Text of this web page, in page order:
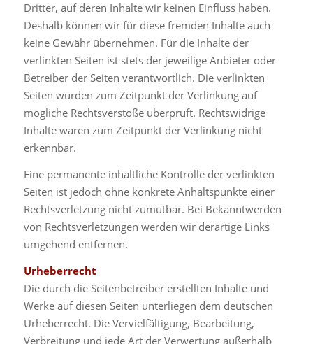
Dritter, auf deren Inhalte wir keinen Einfluss haben.
Deshalb können wir für diese fremden Inhalte auch
keine Gewähr übernehmen. Für die Inhalte der
verlinkten Seiten ist stets der jeweilige Anbieter oder
Betreiber der Seiten verantwortlich. Die verlinkten
Seiten wurden zum Zeitpunkt der Verlinkung auf
mögliche Rechtsverstöße überprüft. Rechtswidrige
Inhalte waren zum Zeitpunkt der Verlinkung nicht
erkennbar.
Eine permanente inhaltliche Kontrolle der verlinkten
Seiten ist jedoch ohne konkrete Anhaltspunkte einer
Rechtsverletzung nicht zumutbar. Bei Bekanntwerden
von Rechtsverletzungen werden wir derartige Links
umgehend entfernen.
Urheberrecht
Die durch die Seitenbetreiber erstellten Inhalte und
Werke auf diesen Seiten unterliegen dem deutschen
Urheberrecht. Die Vervielfältigung, Bearbeitung,
Verbreitung und jede Art der Verwertung außerhalb